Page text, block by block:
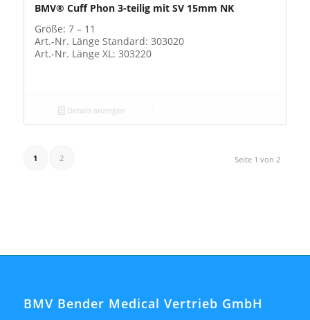
BMV® Cuff Phon 3-teilig mit SV 15mm NK
Größe: 7 – 11
Art.-Nr. Länge Standard: 303020
Art.-Nr. Länge XL: 303220
Details anzeigen
Seite 1 von 2
1 2
BMV Bender Medical Vertrieb GmbH